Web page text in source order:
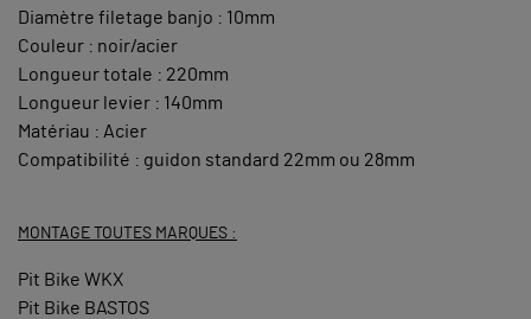
Diamètre filetage banjo : 10mm
Couleur : noir/acier
Longueur totale : 220mm
Longueur levier : 140mm
Matériau : Acier
Compatibilité : guidon standard 22mm ou 28mm
MONTAGE TOUTES MARQUES :
Pit Bike WKX
Pit Bike BASTOS